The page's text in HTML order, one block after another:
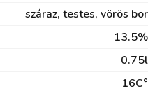
száraz, testes, vörös bor
13.5%
0.75l
16C°